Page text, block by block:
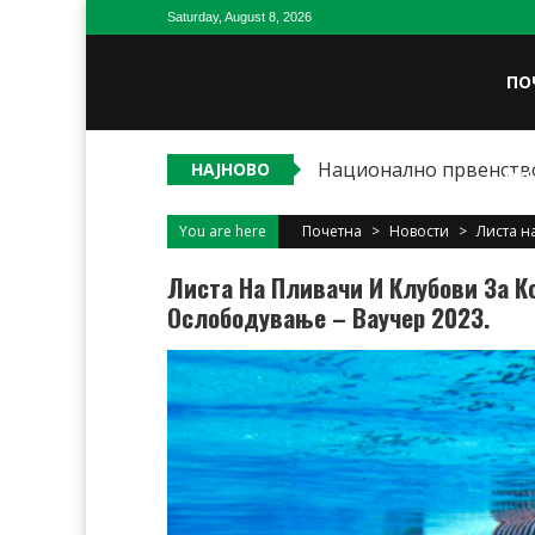
Saturday, August 8, 2026
НАЈНОВО Национално
You are here Почетна > Новости > Листа
Листа На Пливачи И Клубови За
Ослободување – Ваучер 2023.